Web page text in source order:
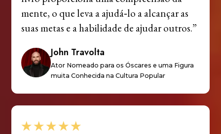
mente, o que leva a ajudá‑lo a alcançar as
suas metas e a habilidade de ajudar outros.”
John Travolta
Ator Nomeado para os Óscares e uma Figura
muita Conhecida na Cultura Popular